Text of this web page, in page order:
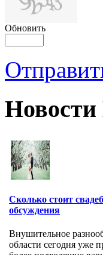
Обновить
Сколько стоит
обсуждения
Внушительное
области сегодня уже